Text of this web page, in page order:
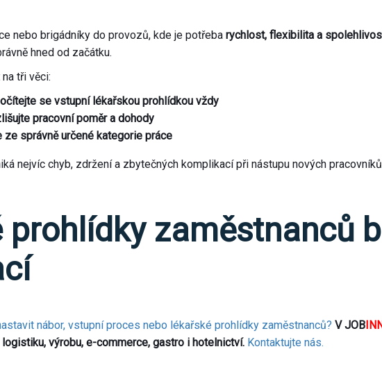
nebo brigádníky do provozů, kde je potřeba rychlost, flexibilita a
hned od začátku.
tři věci:
se vstupní lékařskou prohlídkou vždy
pracovní poměr a dohody
ze správně určené kategorie práce
nejvíc chyb, zdržení a zbytečných komplikací při nástupu nových
prohlídky zaměstnanců
nábor, vstupní proces nebo lékařské prohlídky zaměstnanců? V JOB INN
výrobu, e-commerce, gastro i hotelnictví. Kontaktujte nás.